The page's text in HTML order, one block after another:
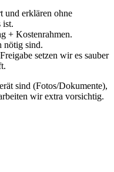
und erklären ohne
ist.
+ Kostenrahmen.
nötig sind.
setzen wir es sauber
sind (Fotos/Dokumente),
wir extra vorsichtig.